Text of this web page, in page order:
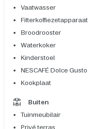
Vaatwasser
Filterkoffiezetapparaat
Broodrooster
Waterkoker
Kinderstoel
NESCAFÉ Dolce Gusto
Kookplaat
Buiten
Tuinmeubilair
Privé terras